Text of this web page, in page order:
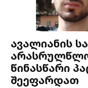
ავალიანის
წინასწარი
შეეფარდათ